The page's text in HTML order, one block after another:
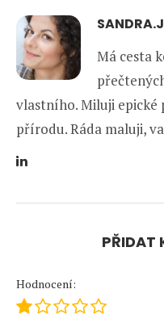
SANDRA.J
Má cesta
vlastního. Miluji epické
přírodu. Ráda maluji,
PŘIDAT
Hodnocení: